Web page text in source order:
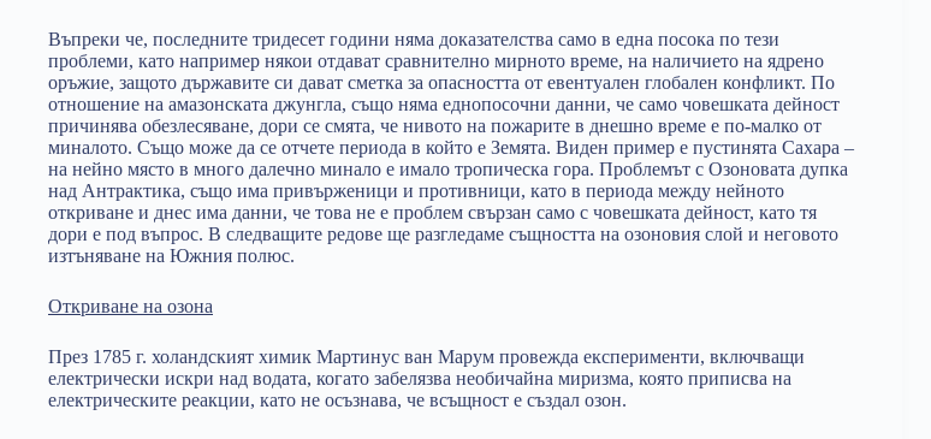
Въпреки че, последните тридесет години няма доказателства само в една посока по тези
проблеми, като например някои отдават сравнително мирното време, на наличието на ядрено
оръжие, защото държавите си дават сметка за опасността от евентуален глобален конфликт. По
отношение на амазонската джунгла, също няма еднопосочни данни, че само човешката дейност
причинява обезлесяване, дори се смята, че нивото на пожарите в днешно време е по-малко от
миналото. Също може да се отчете периода в който е Земята. Виден пример е пустинята Сахара –
на нейно място в много далечно минало е имало тропическа гора. Проблемът с Озоновата дупка
над Антрактика, също има привърженици и противници, като в периода между нейното
откриване и днес има данни, че това не е проблем свързан само с човешката дейност, като тя
дори е под въпрос. В следващите редове ще разгледаме същността на озоновия слой и неговото
изтъняване на Южния полюс.
Откриване на озона
През 1785 г. холандският химик Мартинус ван Марум провежда експерименти, включващи
електрически искри над водата, когато забелязва необичайна миризма, която приписва на
електрическите реакции, като не осъзнава, че всъщност е създал озон.